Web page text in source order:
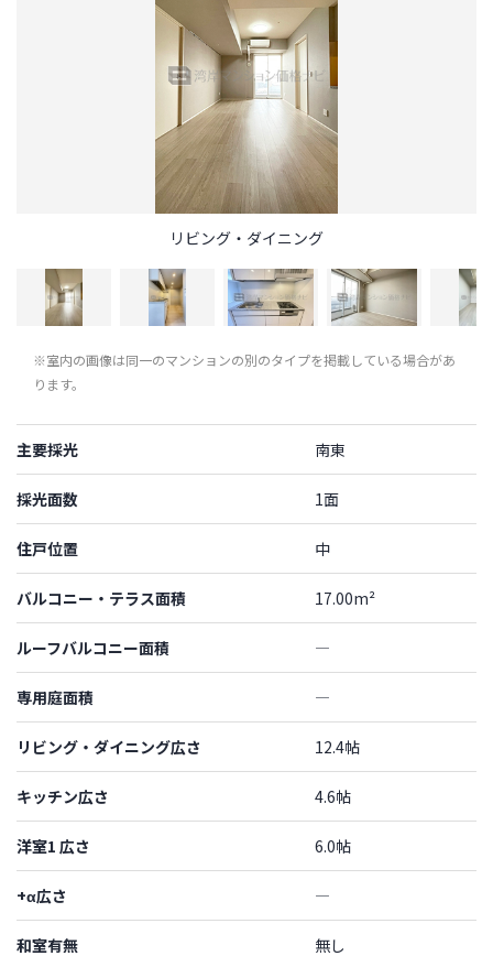
リビング・ダイニング
※室内の画像は同一のマンションの別のタイプを掲載している場合があ
ります。
主要採光 南東
採光面数 1面
住戸位置 中
バルコニー・テラス面積 17.00m²
ルーフバルコニー面積 ―
専用庭面積 ―
リビング・ダイニング広さ 12.4帖
キッチン広さ 4.6帖
洋室1 広さ 6.0帖
+α広さ ―
和室有無 無し